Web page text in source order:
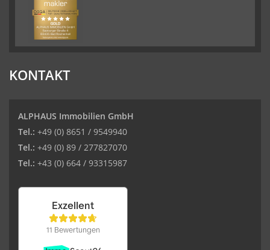
KONTAKT
ALPHAUS Immobilien GmbH
Tel.: +49 (0) 8651 / 9549940
Tel.: +49 (0) 89 / 277827070
Tel.: +43 (0) 664 / 93315987